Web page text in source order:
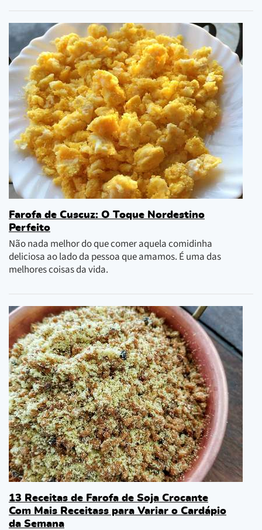
Farofa de Cuscuz: O Toque Nordestino
Perfeito
Não nada melhor do que comer aquela comidinha
deliciosa ao lado da pessoa que amamos. É uma das
melhores coisas da vida.
13 Receitas de Farofa de Soja Crocante
Com Mais Receitass para Variar o Cardápio
da Semana